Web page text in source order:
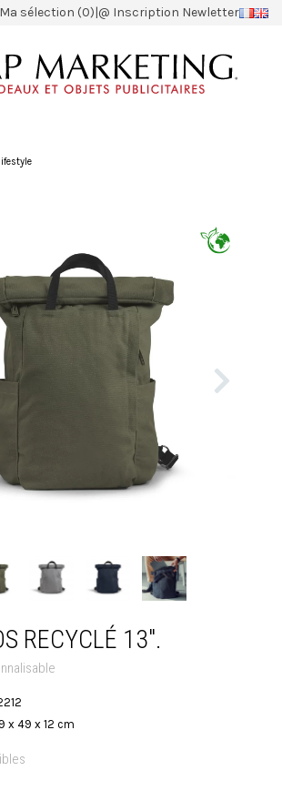
Ma sélection (0)|@ Inscription Newletter
RECYCLÉ 13".
x 49 x 12 cm